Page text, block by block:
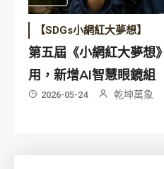
【SDGs小網紅大夢想】
第五屆《小網紅大夢想
用，新增AI智慧眼鏡組
2026-05-24 乾坤萬象